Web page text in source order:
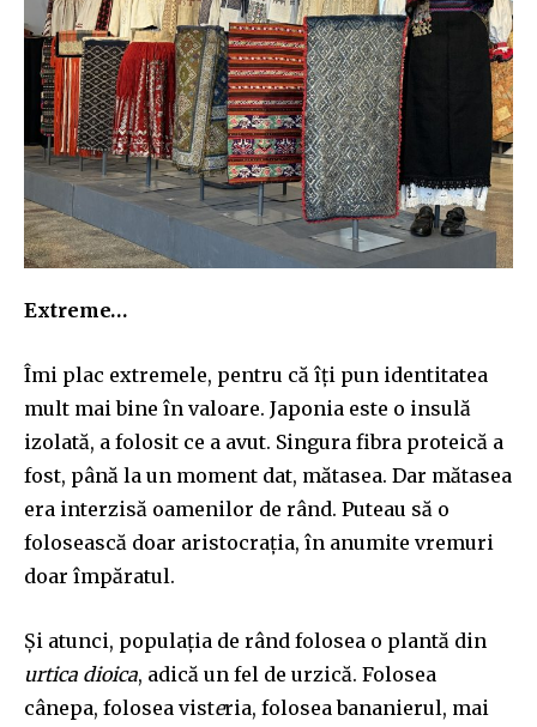
Extreme…
Îmi plac extremele, pentru că îți pun identitatea
mult mai bine în valoare. Japonia este o insulă
izolată, a folosit ce a avut. Singura fibra proteică a
fost, până la un moment dat, mătasea. Dar mătasea
era interzisă oamenilor de rând. Puteau să o
folosească doar aristocrația, în anumite vremuri
doar împăratul.
Și atunci, populația de rând folosea o plantă din
urtica dioica, adică un fel de urzică. Folosea
cânepa, folosea visteria, folosea bananierul, mai